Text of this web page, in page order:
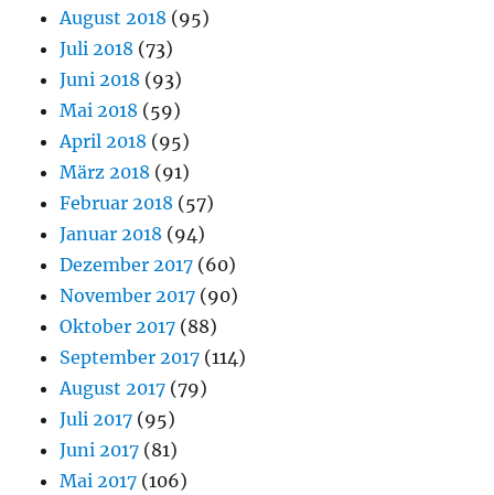
August 2018 (95)
Juli 2018 (73)
Juni 2018 (93)
Mai 2018 (59)
April 2018 (95)
März 2018 (91)
Februar 2018 (57)
Januar 2018 (94)
Dezember 2017 (60)
November 2017 (90)
Oktober 2017 (88)
September 2017 (114)
August 2017 (79)
Juli 2017 (95)
Juni 2017 (81)
Mai 2017 (106)